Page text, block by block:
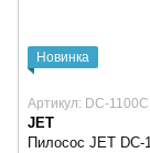
Новинка
Артикул: DC-
JET
Пилосос JET DC-